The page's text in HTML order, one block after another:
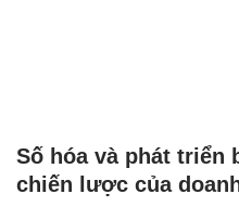
Số hóa và phát triển
chiến lược của